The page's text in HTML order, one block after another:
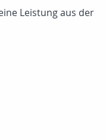
Leistung aus der